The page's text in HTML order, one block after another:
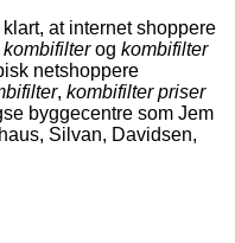
at internet shoppere
og kombifilter
netshoppere
, kombifilter priser
byggecentre som Jem
Silvan, Davidsen,